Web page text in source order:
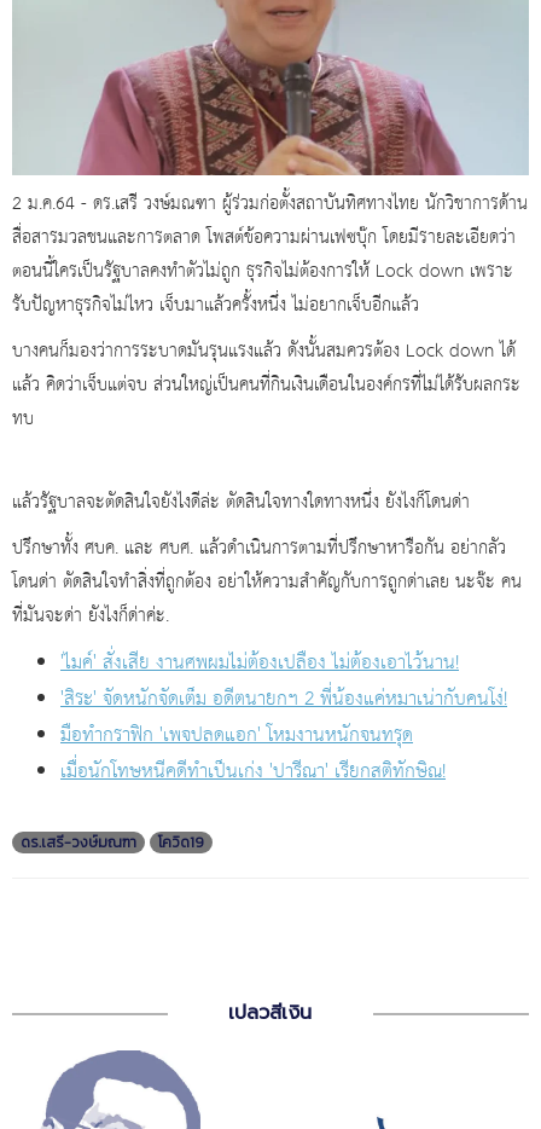
2 ม.ค.64 - ดร.เสรี วงษ์มณฑา ผู้ร่วมก่อตั้งสถาบันทิศทางไทย นักวิชาการด้าน
สื่อสารมวลชนและการตลาด โพสต์ข้อความผ่านเฟซบุ๊ก โดยมีรายละเอียดว่า
ตอนนี้ใครเป็นรัฐบาลคงทำตัวไม่ถูก ธุรกิจไม่ต้องการให้ Lock down เพราะ
รับปัญหาธุรกิจไม่ไหว เจ็บมาแล้วครั้งหนึ่ง ไม่อยากเจ็บอีกแล้ว
บางคนก็มองว่าการระบาดมันรุนแรงแล้ว ดังนั้นสมควรต้อง Lock down ได้
แล้ว คิดว่าเจ็บแต่จบ ส่วนใหญ่เป็นคนที่กินเงินเดือนในองค์กรที่ไม่ได้รับผลกระ
ทบ
แล้วรัฐบาลจะตัดสินใจยังไงดีล่ะ ตัดสินใจทางใดทางหนึ่ง ยังไงก็โดนด่า
ปรึกษาทั้ง ศบค. และ ศบศ. แล้วดำเนินการตามที่ปรึกษาหารือกัน อย่ากลัว
โดนด่า ตัดสินใจทำสิ่งที่ถูกต้อง อย่าให้ความสำคัญกับการถูกด่าเลย นะจ๊ะ คน
ที่มันจะด่า ยังไงก็ด่าค่ะ.
'ไมค์' สั่งเสีย งานศพผมไม่ต้องเปลือง ไม่ต้องเอาไว้นาน!
'สิระ' จัดหนักจัดเต็ม อดีตนายกฯ 2 พี่น้องแค่หมาเน่ากับคนโง่!
มือทำกราฟิก 'เพจปลดแอก' โหมงานหนักจนทรุด
เมื่อนักโทษหนีคดีทำเป็นเก่ง 'ปารีณา' เรียกสติทักษิณ!
ดร.เสรี-วงษ์มณฑา โควิด19
เปลวสีเงิน